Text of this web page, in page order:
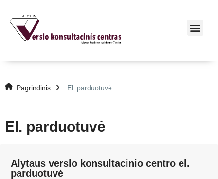
Pagrindinis El. parduotuvė
El. parduotuvė
Alytaus verslo konsultacinio centro el.
parduotuvė